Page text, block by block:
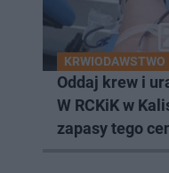
KRWIODAWSTWO
Oddaj krew i
W RCKiK w
zapasy tego